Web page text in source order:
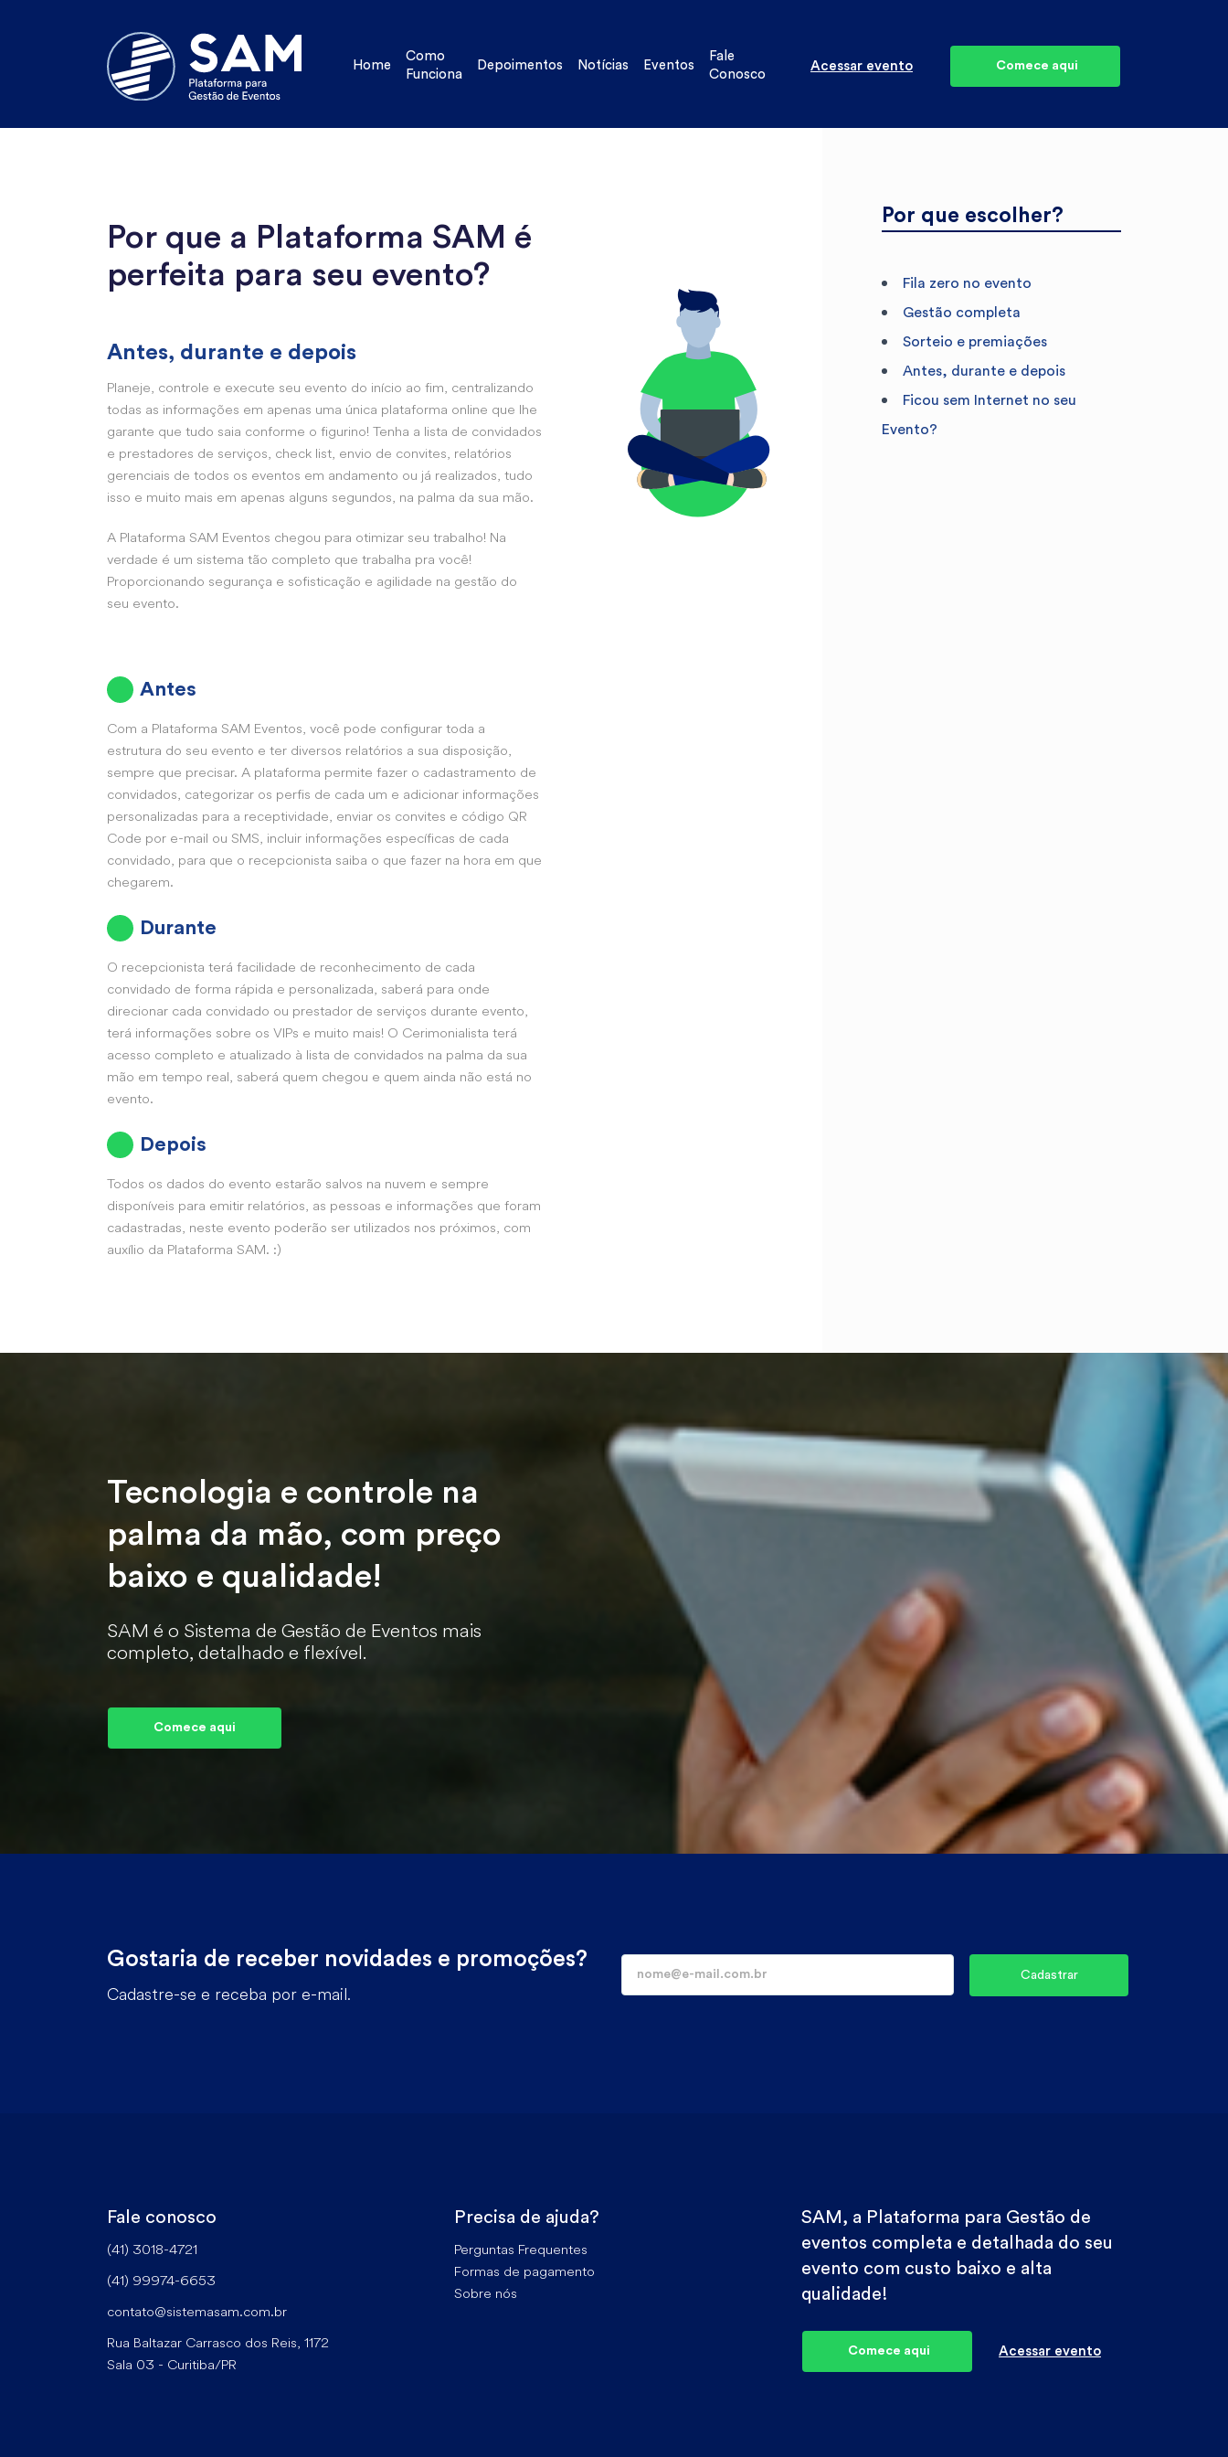
Home
Como
Funciona
Depoimentos Notícias Eventos
Fale
Conosco
Acessar evento Comece aqui
Por que a Plataforma SAM é
perfeita para seu evento?
Antes, durante e depois
Planeje, controle e execute seu evento do início ao fim, centralizando
todas as informações em apenas uma única plataforma online que lhe
garante que tudo saia conforme o figurino! Tenha a lista de convidados
e prestadores de serviços, check list, envio de convites, relatórios
gerenciais de todos os eventos em andamento ou já realizados, tudo
isso e muito mais em apenas alguns segundos, na palma da sua mão.
A Plataforma SAM Eventos chegou para otimizar seu trabalho! Na
verdade é um sistema tão completo que trabalha pra você!
Proporcionando segurança e sofisticação e agilidade na gestão do
seu evento.
Antes
Com a Plataforma SAM Eventos, você pode configurar toda a
estrutura do seu evento e ter diversos relatórios a sua disposição,
sempre que precisar. A plataforma permite fazer o cadastramento de
convidados, categorizar os perfis de cada um e adicionar informações
personalizadas para a receptividade, enviar os convites e código QR
Code por e-mail ou SMS, incluir informações específicas de cada
convidado, para que o recepcionista saiba o que fazer na hora em que
chegarem.
Durante
O recepcionista terá facilidade de reconhecimento de cada
convidado de forma rápida e personalizada, saberá para onde
direcionar cada convidado ou prestador de serviços durante evento,
terá informações sobre os VIPs e muito mais! O Cerimonialista terá
acesso completo e atualizado à lista de convidados na palma da sua
mão em tempo real, saberá quem chegou e quem ainda não está no
evento.
Depois
Todos os dados do evento estarão salvos na nuvem e sempre
disponíveis para emitir relatórios, as pessoas e informações que foram
cadastradas, neste evento poderão ser utilizados nos próximos, com
auxílio da Plataforma SAM. :)
Por que escolher?
Fila zero no evento
Gestão completa
Sorteio e premiações
Antes, durante e depois
Ficou sem Internet no seu
Evento?
Tecnologia e controle na
palma da mão, com preço
baixo e qualidade!
SAM é o Sistema de Gestão de Eventos mais
completo, detalhado e flexível.
Comece aqui
Gostaria de receber novidades e promoções?
Cadastre-se e receba por e-mail.
Fale conosco
(41) 3018-4721
(41) 99974-6653
contato@sistemasam.com.br
Rua Baltazar Carrasco dos Reis, 1172
Sala 03 - Curitiba/PR
Precisa de ajuda?
Perguntas Frequentes
Formas de pagamento
Sobre nós
SAM, a Plataforma para Gestão de
eventos completa e detalhada do seu
evento com custo baixo e alta
qualidade!
Comece aqui Acessar evento